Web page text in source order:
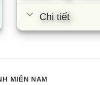
Chi tiết
MIỀN NAM